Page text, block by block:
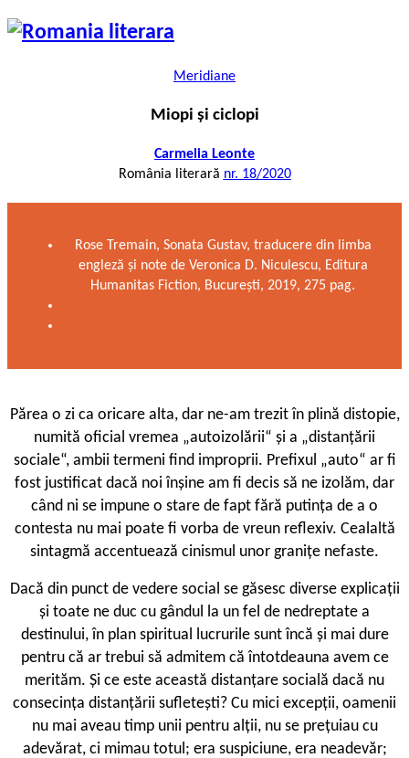
Meridiane
Miopi și ciclopi
Carmelia Leonte
România literară nr. 18/2020
Rose Tremain, Sonata Gustav, traducere din limba
engleză și note de Veronica D. Niculescu, Editura
Humanitas Fiction, București, 2019, 275 pag.
Părea o zi ca oricare alta, dar ne-am trezit în plină distopie,
numită oficial vremea „autoizolării“ și a „distanțării
sociale“, ambii termeni find improprii. Prefixul „auto“ ar fi
fost justificat dacă noi înșine am fi decis să ne izolăm, dar
când ni se impune o stare de fapt fără putința de a o
contesta nu mai poate fi vorba de vreun reflexiv. Cealaltă
sintagmă accentuează cinismul unor granițe nefaste.
Dacă din punct de vedere social se găsesc diverse explicații
și toate ne duc cu gândul la un fel de nedreptate a
destinului, în plan spiritual lucrurile sunt încă și mai dure
pentru că ar trebui să admitem că întotdeauna avem ce
merităm. Și ce este această distanțare socială dacă nu
consecința distanțării sufletești? Cu mici excepții, oamenii
nu mai aveau timp unii pentru alții, nu se prețuiau cu
adevărat, ci mimau totul; era suspiciune, era neadevăr;